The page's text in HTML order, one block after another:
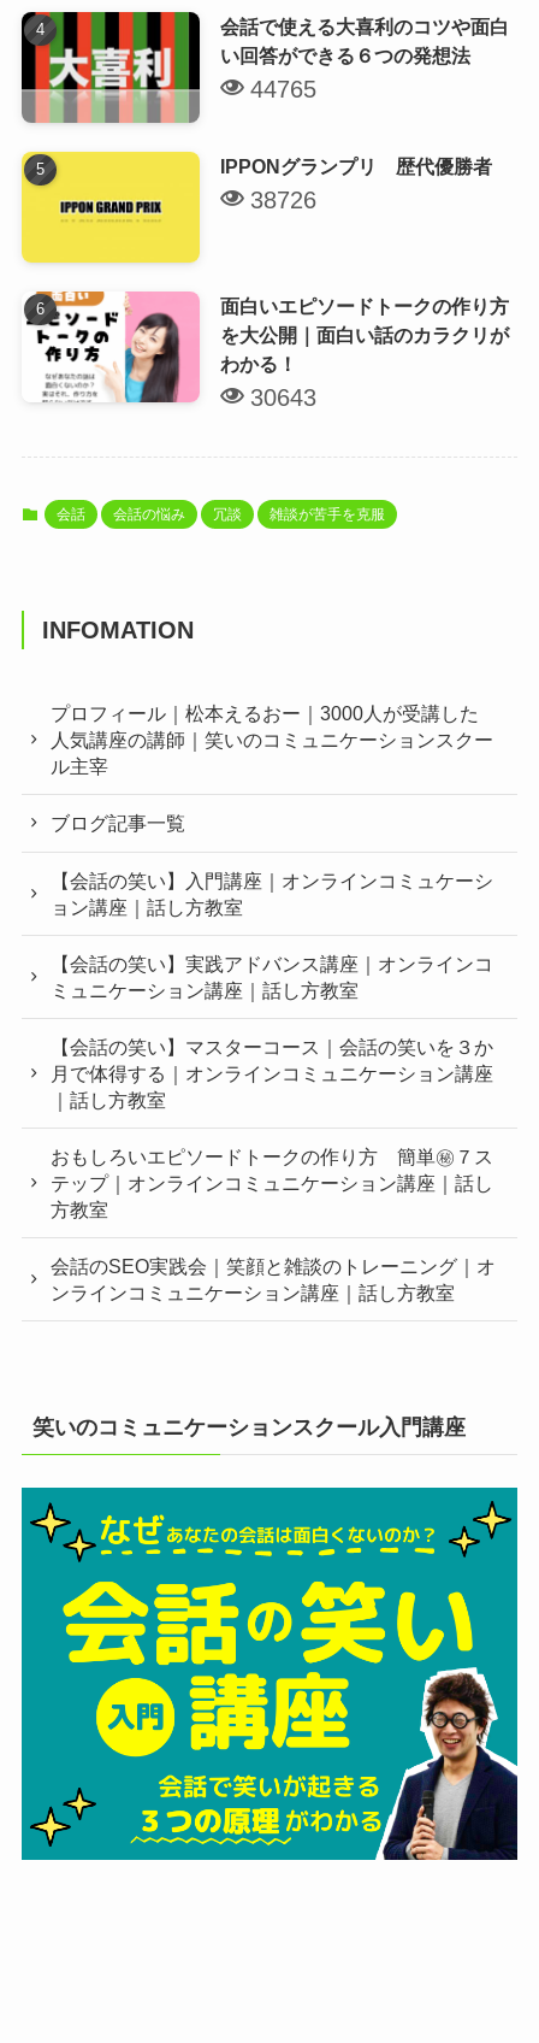
会話で使える大喜利のコツや面白
い回答ができる６つの発想法
44765
IPPONグランプリ 歴代優勝者
38726
面白いエピソードトークの作り方
を大公開｜面白い話のカラクリが
わかる！
30643
会話 会話の悩み 冗談 雑談が苦手を克服
INFOMATION
プロフィール｜松本えるおー｜3000人が受講した
人気講座の講師｜笑いのコミュニケーションスクー
ル主宰
ブログ記事一覧
【会話の笑い】入門講座｜オンラインコミュケーシ
ョン講座｜話し方教室
【会話の笑い】実践アドバンス講座｜オンラインコ
ミュニケーション講座｜話し方教室
【会話の笑い】マスターコース｜会話の笑いを３か
月で体得する｜オンラインコミュニケーション講座
｜話し方教室
おもしろいエピソードトークの作り方 簡単㊙︎７ス
テップ｜オンラインコミュニケーション講座｜話し
方教室
会話のSEO実践会｜笑顔と雑談のトレーニング｜オ
ンラインコミュニケーション講座｜話し方教室
笑いのコミュニケーションスクール入門講座